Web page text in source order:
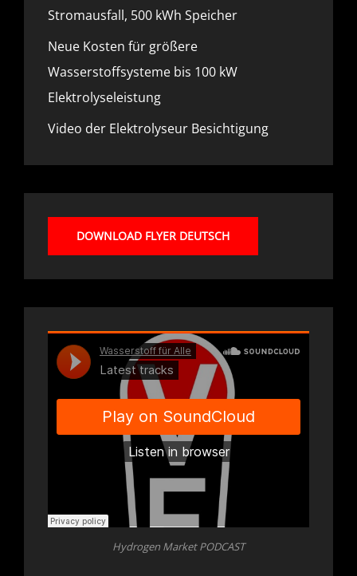
Stromausfall, 500 kWh Speicher
Neue Kosten für größere
Wasserstoffsysteme bis 100 kW
Elektrolyseleistung
Video der Elektrolyseur Besichtigung
DOWNLOAD FLYER DEUTSCH
Hydrogen Market PODCAST